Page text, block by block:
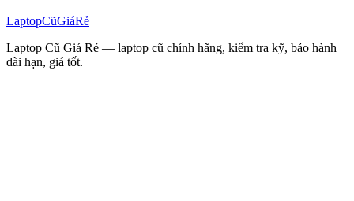
LaptopCũGiáRẻ
Laptop Cũ Giá Rẻ — laptop cũ chính hãng, kiểm tra kỹ, bảo hành
dài hạn, giá tốt.